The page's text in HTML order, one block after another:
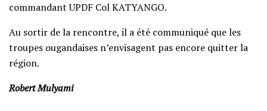
commandant UPDF Col KATYANGO.
Au sortir de la rencontre, il a été communiqué que les
troupes ougandaises n’envisagent pas encore quitter la
région.
Robert Mulyami